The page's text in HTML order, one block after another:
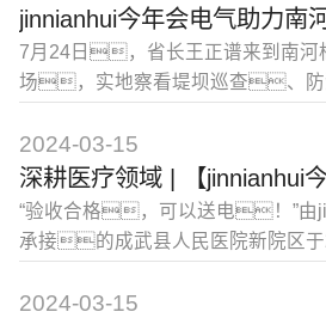
储能重塑能源格局”为主题，汇
800+储能一线品牌和20万+观展客
景。BKW7DCG系列额定工作
DC1500V/DC2000V，宽度仅
jinnianhui今年会电气助力南
7月24日，省长王正谱来到南河
场，实地察看堤坝巡查、
期，雄安新区要深入贯彻落实习
精神和党的二十届三中全会部
委、省政府要求，强化底
维，严阵以待、科学应对
汛各项措施，全力保障雄安新区
2024-03-15
“验收合格，可以送电！”由
承接的成武县人民医院新院区于
成武县人民医院新院区的投运
2024-03-15